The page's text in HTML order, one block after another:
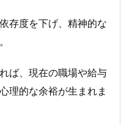
存度を下げ、精神的な
ば、現在の職場や給与
理的な余裕が生まれま